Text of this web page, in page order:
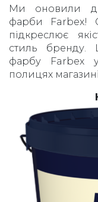
Ми оновили
фарби Farbex!
підкреслює
стиль бренду.
фарбу Farbex
полицях